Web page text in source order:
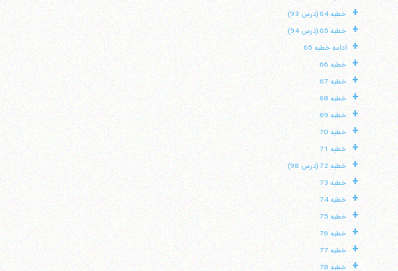
+ خطبه 64 (درس 93)
+ خطبه 65 (درس 94)
+ ادامه خطبه 65
+ خطبه 66
+ خطبه 67
+ خطبه 68
+ خطبه 69
+ خطبه 70
+ خطبه 71
+ خطبه 72 (درس 98)
+ خطبه 73
+ خطبه 74
+ خطبه 75
+ خطبه 76
+ خطبه 77
+ خطبه 78